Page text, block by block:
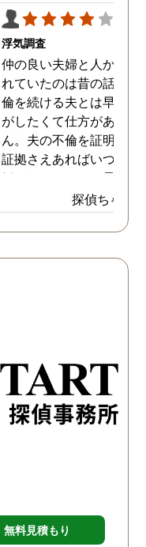
浮気調査
仲の良い夫婦と人から言
れていたのは昔の話で、
倫を続ける夫とは早く離
がしたくて仕方がありま
ん。夫の不倫を証明でき
証拠さえあればいつでも
婚ができるのにと愚痴を
ぼしていると、姉が探偵
不倫の証拠集めを依頼し
くれました。探偵事務所
にも関わらず、相談員の
明な点が全くないほどし
かりと説明をしてくれま
た。調査では夫が不倫相
の自宅に頻繁に訪れる様
務所に関しても調べてく
ていて、周りの人たちの
探偵ちゃん
無料見積もり